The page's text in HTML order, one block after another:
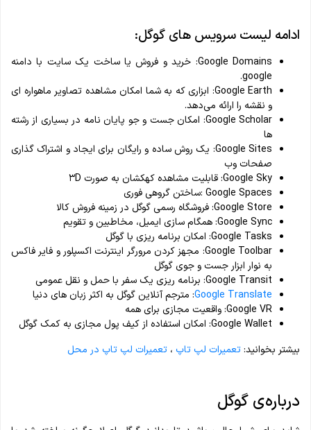
ادامه لیست سرویس های گوگل:
Google Domains: خرید و فروش یا ساخت یک سایت با دامنه
google.
Google Earth: ابزاری که به شما امکان مشاهده تصاویر ماهواره ای
و نقشه را ارائه می‌دهد.
Google Scholar: امکان جست و جو پایان نامه در بسیاری از رشته
ها
Google Sites: یک روش ساده و رایگان برای ایجاد و اشتراک گذاری
صفحات وب
Google Sky: قابلیت مشاهده کهکشان به صورت ۳D
Google Spaces :ساختن گروهی فوری
Google Store: فروشگاه رسمی گوگل در زمینه فروش کالا
Google Sync: همگام سازی ایمیل، مخاطبین و تقویم
Google Tasks: امکان برنامه ریزی با گوگل
Google Toolbar: مجهز کردن مرورگر اینترنت اکسپلور و فایر فاکس
به نوار ابزار جست و جوی گوگل
Google Transit: برنامه ریزی یک سفر با حمل و نقل عمومی
Google Translate: مترجم آنلاین گوگل به اکثر زبان های دنیا
Google VR: واقعیت مجازی برای همه
Google Wallet: امکان استفاده از کیف پول مجازی به کمک گوگل
بیشتر بخوانید:تعمیرات لپ تاپ ، تعمیرات لپ تاپ در محل
درباره‌ی گوگل